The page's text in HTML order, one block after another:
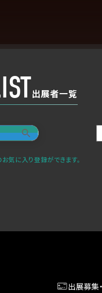
出展者一覧
気に入り登録ができます。
出展募集